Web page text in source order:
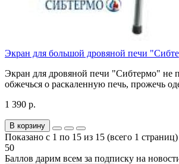
Экран для большой дровяной печи
Экран для дровяной печи "Сибтермо" не
обжечься о раскаленную печь, прожечь
1 390 р.
В корзину
Показано с 1 по 15 из 15 (всего 1 страниц)
50
Баллов дарим всем за подписку на